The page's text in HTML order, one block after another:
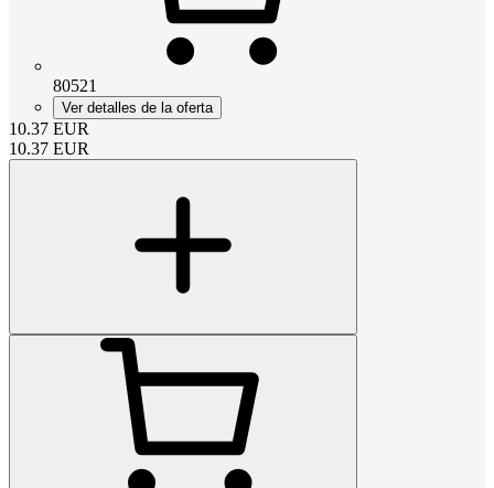
80521
Ver detalles de la oferta
10.37 EUR
10.37 EUR